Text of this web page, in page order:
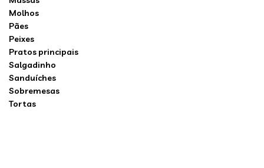
Molhos
Pães
Peixes
Pratos principais
Salgadinho
Sanduíches
Sobremesas
Tortas